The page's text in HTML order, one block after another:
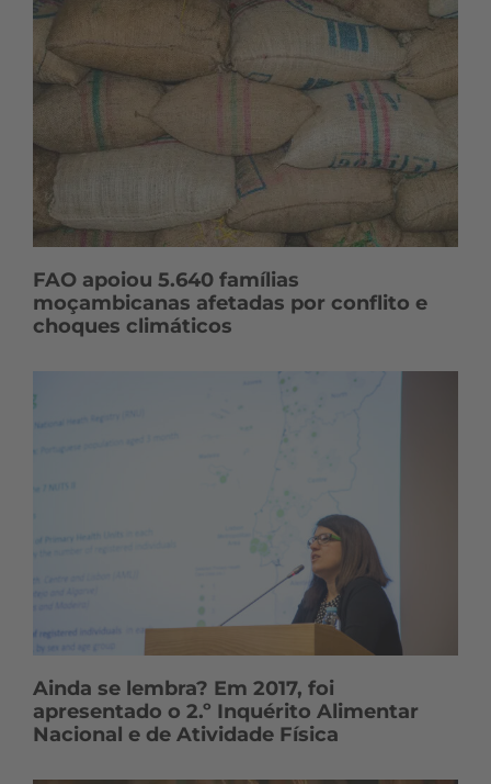
FAO apoiou 5.640 famílias
moçambicanas afetadas por conflito e
choques climáticos
Ainda se lembra? Em 2017, foi
apresentado o 2.º Inquérito Alimentar
Nacional e de Atividade Física